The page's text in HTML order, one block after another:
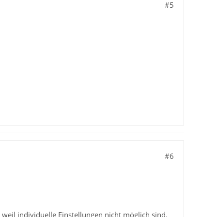
#5
#6
individuelle Einstellungen nicht möglich sind.